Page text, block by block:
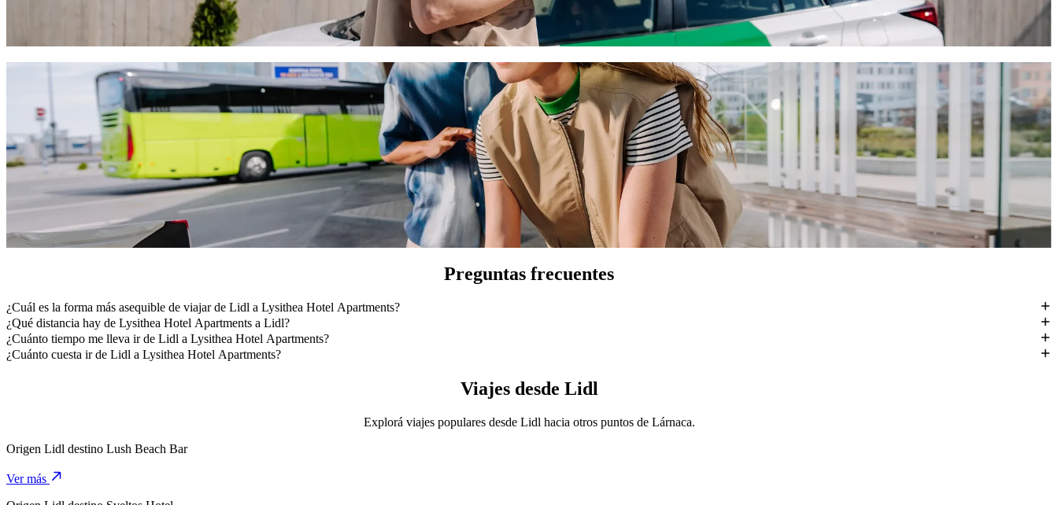
Te recomendamos que elijas el servicio de viajes de Bolt si buscás el mejor precio para ir a Lysithea Hotel Apartments. Con Bolt, el viaje suele durar 13 min y cuesta aproximadamente EUR 21,00 EUR. Sea cual
sea la ocasión, encontraremos el vehículo perfecto para vos.
Servicios de Bolt para ir de Lidl a Lysithea Hotel Apartments
¿Mucho equipaje? Elegí nuestras camionetas XL para hasta 6 personas.
¿Necesitás llegar con estilo? Probá los autos premium de Bolt.
¿Viajás con niños? Pedí un viaje con sillita infantil.
¿Tu mascota va con vos? Probá nuestros viajes pet-friendly.
¿Necesitás ayuda extra? Nuestra categoría Assist ofrece vehículos accesibles para sillas de ruedas (WAV).
¿Viajes asequibles? Disfrutá de autos compactos a un precio más bajo con Bolt basic.
Descargar la app de Bolt
Preguntas frecuentes
¿Cuál es la forma más asequible de viajar de Lidl a Lysithea Hotel Apartments?
La forma más asequible de viajar de Lidl a Lysithea Hotel Apartments es en 4-Seater, que te costará aproximadamente EUR 21,00 EUR.
¿Qué distancia hay de Lysithea Hotel Apartments a Lidl?
Lysithea Hotel Apartments está aproximadamente a 10,8 km de Lidl.
¿Cuánto tiempo me lleva ir de Lidl a Lysithea Hotel Apartments?
Se tarda aproximadamente 13 min en ir de Lidl a Lysithea Hotel Apartments con 4-Seater.
¿Cuánto cuesta ir de Lidl a Lysithea Hotel Apartments?
Viajes desde Lidl
Explorá viajes populares desde Lidl hacia otros puntos de Lárnaca.
Origen Lidl destino Lush Beach Bar
Ver más